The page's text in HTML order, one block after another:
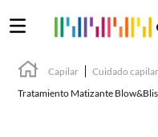
Capilar Cuidado capilar
Tratamiento Matizante